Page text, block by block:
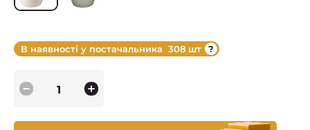
В наявності у постачальника 308 шт